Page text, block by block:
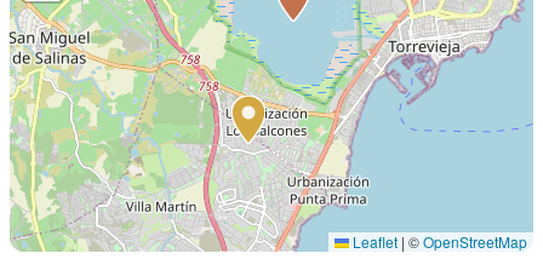
Leaflet | ©OpenStreetMap